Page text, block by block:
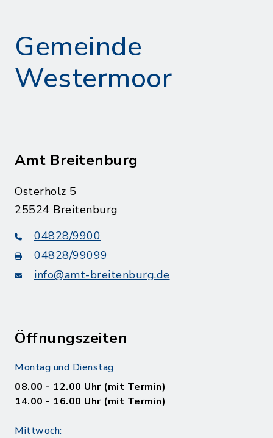
Gemeinde
Westermoor
Amt Breitenburg
Osterholz 5
25524 Breitenburg
04828/9900
04828/99099
info@amt-breitenburg.de
Öffnungszeiten
Montag und Dienstag
08.00 - 12.00 Uhr (mit Termin)
14.00 - 16.00 Uhr (mit Termin)
Mittwoch: